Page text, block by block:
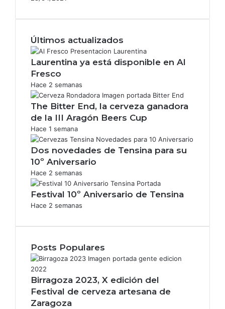
Últimos actualizados
Laurentina ya está disponible en Al
Fresco
Hace 2 semanas
The Bitter End, la cerveza ganadora
de la III Aragón Beers Cup
Hace 1 semana
Dos novedades de Tensina para su
10º Aniversario
Hace 2 semanas
Festival 10º Aniversario de Tensina
Hace 2 semanas
Posts Populares
Birragoza 2023, X edición del
Festival de cerveza artesana de
Zaragoza